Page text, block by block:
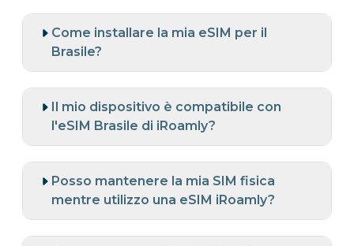
Come installare la mia eSIM per il
Brasile?
Il mio dispositivo è compatibile con
l'eSIM Brasile di iRoamly?
Posso mantenere la mia SIM fisica
mentre utilizzo una eSIM iRoamly?